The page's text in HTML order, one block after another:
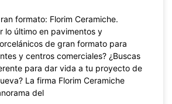
formato: Florim Ceramiche.
lo último en pavimentos y
de gran formato para
y centros comerciales? ¿Buscas
para dar vida a tu proyecto de
La firma Florim Ceramiche
del